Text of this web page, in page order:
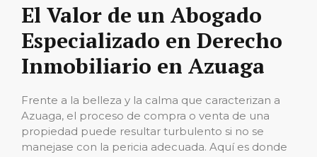
El Valor de un Abogado
Especializado en Derecho
Inmobiliario en Azuaga
Frente a la belleza y la calma que caracterizan a
Azuaga, el proceso de compra o venta de una
propiedad puede resultar turbulento si no se
manejase con la pericia adecuada. Aquí es donde